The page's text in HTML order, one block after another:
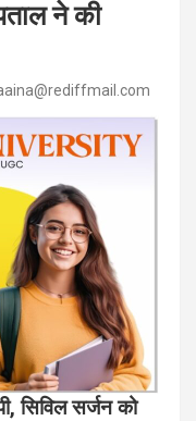
ने की
सिविल सर्जन को